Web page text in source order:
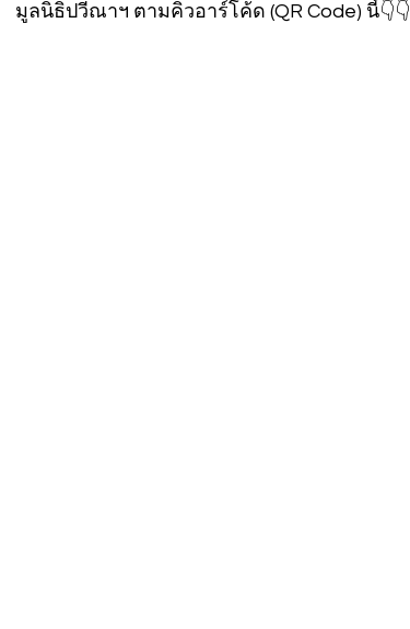
มูลนิธิปวีณาฯ ตามคิวอาร์โค้ด (QR Code) นี้👇👇